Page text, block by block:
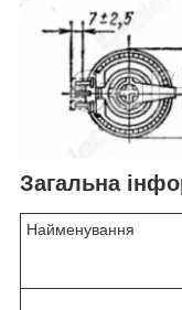
Загальна
Найменування